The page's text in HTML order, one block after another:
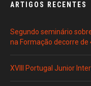
ARTIGOS RECENTES
Segundo seminário
na Formação decorre de
XVIII Portugal Junior